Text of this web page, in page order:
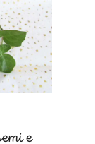
e